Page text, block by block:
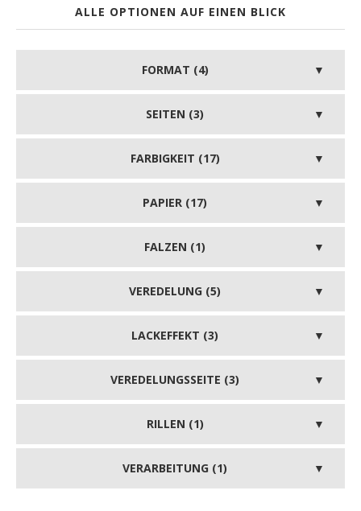
ALLE OPTIONEN AUF EINEN BLICK
FORMAT (4)
SEITEN (3)
FARBIGKEIT (17)
PAPIER (17)
FALZEN (1)
VEREDELUNG (5)
LACKEFFEKT (3)
VEREDELUNGSSEITE (3)
RILLEN (1)
VERARBEITUNG (1)